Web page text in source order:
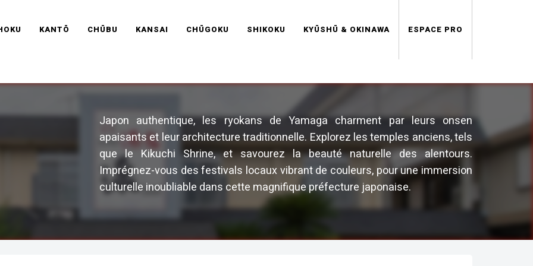
FRANCE
KANTŌ CHŪBU KANSAI CHŪGOKU SHIKOKU KYŪSHŪ & OKINAWA ESPACE PRO
Japon authentique, les ryokans de Yamaga charment par leurs onsen
apaisants et leur architecture traditionnelle. Explorez les temples anciens, tels
que le Kikuchi Shrine, et savourez la beauté naturelle des alentours.
Imprégnez-vous des festivals locaux vibrant de couleurs, pour une immersion
culturelle inoubliable dans cette magnifique préfecture japonaise.